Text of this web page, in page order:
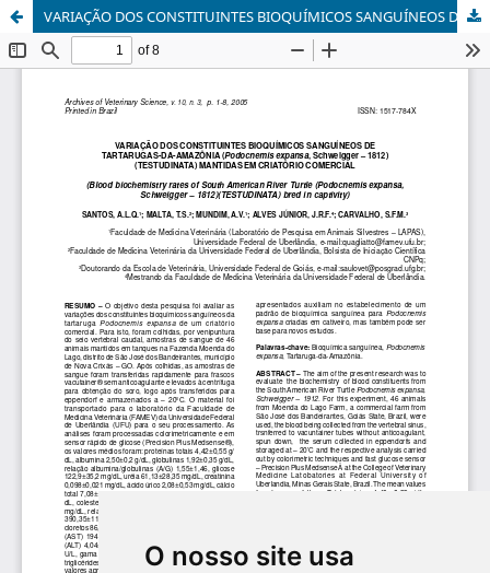
O nosso site usa
VARIAÇÃO DOS CONSTITUINTES BIOQUÍMICOS SANGUÍNEOS DE TARTARUGAS-DA-AMAZÔNIA (Podocnemis expansa, Schweigger  1812) (TESTUDINATA) MANTIDAS EM CRIATÓRIO COMERCIAL